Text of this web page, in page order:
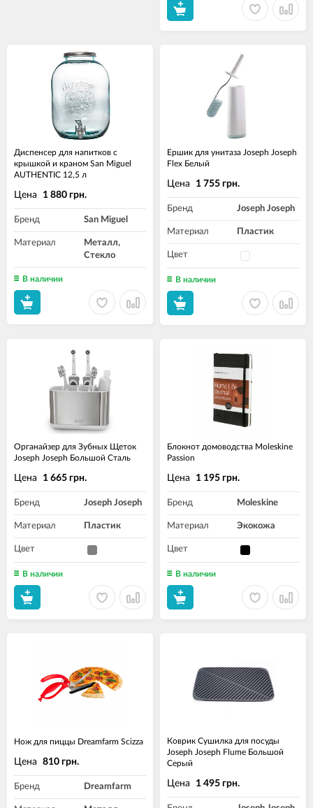
Диспенсер для напитков с
крышкой и краном San Miguel
AUTHENTIC 12,5 л
Цена 1 880 грн.
Бренд San Miguel
Материал
Металл,
Стекло
В наличии
Ершик для унитаза Joseph Joseph
Flex Белый
Цена 1 755 грн.
Бренд Joseph Joseph
Материал Пластик
Цвет
В наличии
Органайзер для Зубных Щеток
Joseph Joseph Большой Сталь
Цена 1 665 грн.
Бренд Joseph Joseph
Материал Пластик
Цвет
В наличии
Блокнот домоводства Moleskine
Passion
Цена 1 195 грн.
Бренд Moleskine
Материал Экокожа
Цвет
В наличии
Нож для пиццы Dreamfarm Scizza
Цена 810 грн.
Бренд Dreamfarm
Коврик Сушилка для посуды
Joseph Joseph Flume Большой
Серый
Цена 1 495 грн.